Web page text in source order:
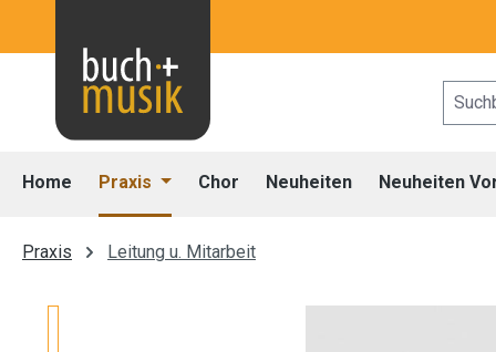
Home Praxis Chor Neuheiten Neuheiten
Praxis Leitung u. Mitarbeit